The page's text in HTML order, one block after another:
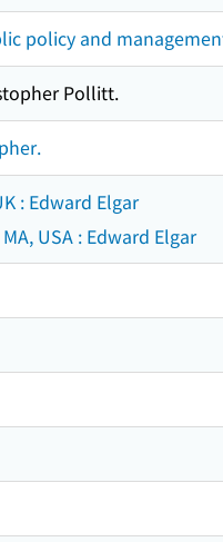
policy and
Pollitt.
: Edward Elgar
USA : Edward Elgar